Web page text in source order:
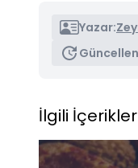
Yazar:
İlgili İçerikler